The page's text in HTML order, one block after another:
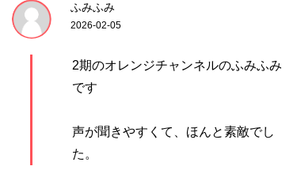
ふみふみ
2026-02-05
2期のオレンジチャンネルのふみふみ
です
声が聞きやすくて、ほんと素敵でし
た。